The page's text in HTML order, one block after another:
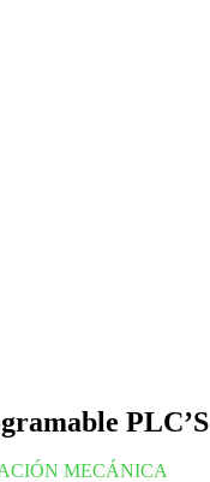
PLC’S
MECÁNICA